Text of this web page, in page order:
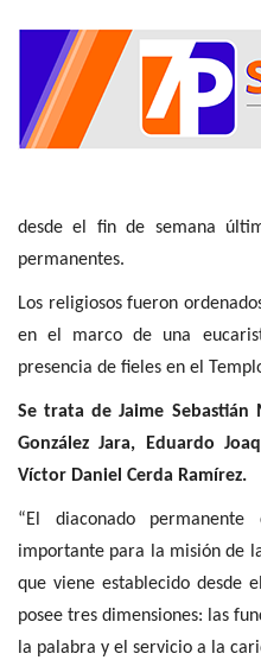
La diócesis
desde el fin de semana
permanentes.
Los religiosos fueron
en el marco de una
presencia de fieles en el
Se trata de Jaime Sebastián
González Jara, Eduardo
Víctor Daniel Cerda Ramírez.
“El diaconado permanente
importante para la misión de
que viene establecido desde
posee tres dimensiones: las
la palabra y el servicio a la